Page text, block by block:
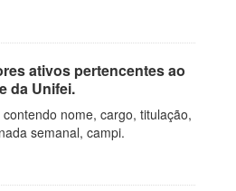
ativos pertencentes ao
da Unifei.
nome, cargo, titulação,
semanal, campi.